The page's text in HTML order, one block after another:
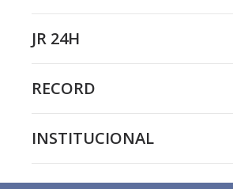
JR 24H
RECORD
INSTITUCIONAL